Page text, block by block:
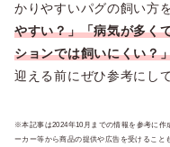
かりやすいパグの飼い方
やすい？」「病気が多く
ションでは飼いにくい？
迎える前にぜひ参考にし
※本記事は2024年10月までの情報を参考に
ーカー等から商品の提供や広告を受けること